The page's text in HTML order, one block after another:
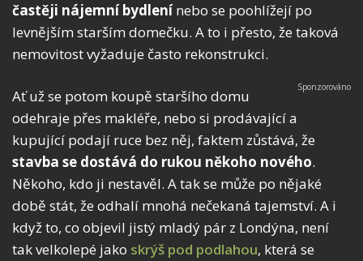
častěji nájemní bydlenínebo se poohlížejí po
levnějším starším domečku. A to i přesto, že taková
nemovitost vyžaduje často rekonstrukci.
Ať už se potom koupě staršího domu
odehraje přes makléře, nebo si prodávající a
kupující podají ruce bez něj, faktem zůstává, že
stavba se dostává do rukou někoho nového.
Někoho, kdo ji nestavěl. A tak se může po nějaké
době stát, že odhalí mnohá nečekaná tajemství. A i
když to, co objevil jistý mladý pár z Londýna, není
tak velkolepé jako skrýš pod podlahou, která se